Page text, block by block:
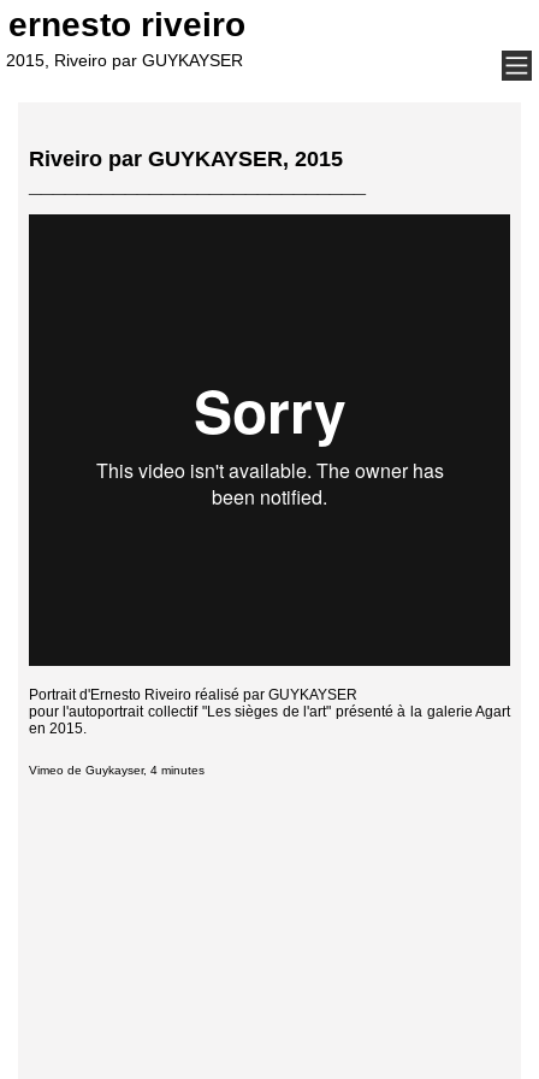
ernesto riveiro
ernesto riveiro
2015, Riveiro par GUYKAYSER
Riveiro par GUYKAYSER, 2015
Portrait d'Ernesto Riveiro réalisé par GUYKAYSER
pour l'autoportrait collectif "Les sièges de l'art" présenté à la galerie Agart
en 2015.
Vimeo de Guykayser, 4 minutes